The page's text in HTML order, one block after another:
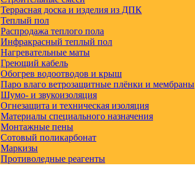
Террасная доска и изделия из ДПК
Теплый пол
Распродажа теплого пола
Инфракрасный теплый пол
Нагревательные маты
Греющий кабель
Обогрев водоотводов и крыш
Паро влаго ветрозащитные плёнки и мембраны
Шумо- и звукоизоляция
Огнезащита и техническая изоляция
Материалы специального назначения
Монтажные пены
Сотовый поликарбонат
Маркизы
Противоледные реагенты